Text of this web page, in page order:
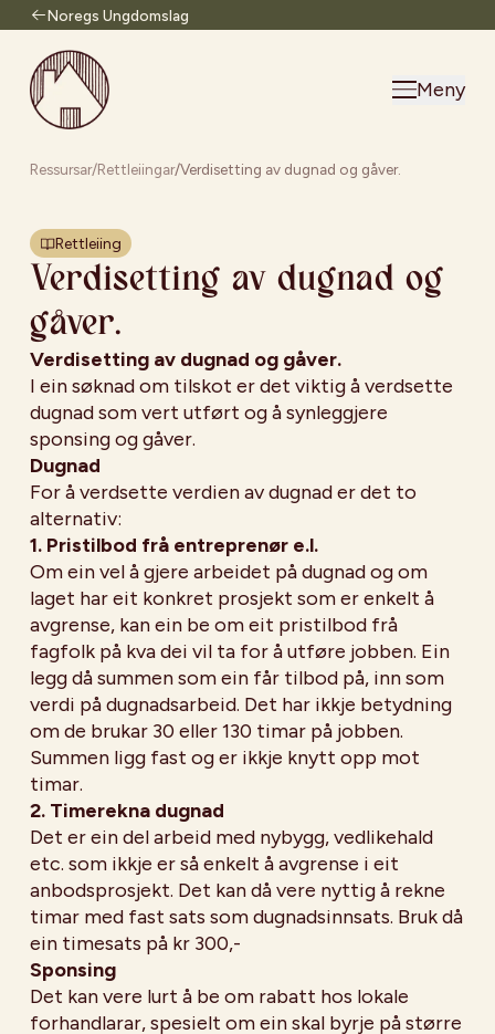
Noregs Ungdomslag
Til forsiden
Meny
Ressursar/Rettleiingar/Verdisetting av dugnad og gåver.
Rettleiing
Verdisetting av dugnad og
gåver.
Verdisetting av dugnad og gåver.
I ein søknad om tilskot er det viktig å verdsette
dugnad som vert utført og å synleggjere
sponsing og gåver.
Dugnad
For å verdsette verdien av dugnad er det to
alternativ:
1. Pristilbod frå entreprenør e.l.
Om ein vel å gjere arbeidet på dugnad og om
laget har eit konkret prosjekt som er enkelt å
avgrense, kan ein be om eit pristilbod frå
fagfolk på kva dei vil ta for å utføre jobben. Ein
legg då summen som ein får tilbod på, inn som
verdi på dugnadsarbeid. Det har ikkje betydning
om de brukar 30 eller 130 timar på jobben.
Summen ligg fast og er ikkje knytt opp mot
timar.
2. Timerekna dugnad
Det er ein del arbeid med nybygg, vedlikehald
etc. som ikkje er så enkelt å avgrense i eit
anbodsprosjekt. Det kan då vere nyttig å rekne
timar med fast sats som dugnadsinnsats. Bruk då
ein timesats på kr 300,-
Sponsing
Det kan vere lurt å be om rabatt hos lokale
forhandlarar, spesielt om ein skal byrje på større